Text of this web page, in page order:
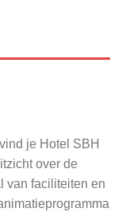
je Hotel SBH
over de
van faciliteiten en